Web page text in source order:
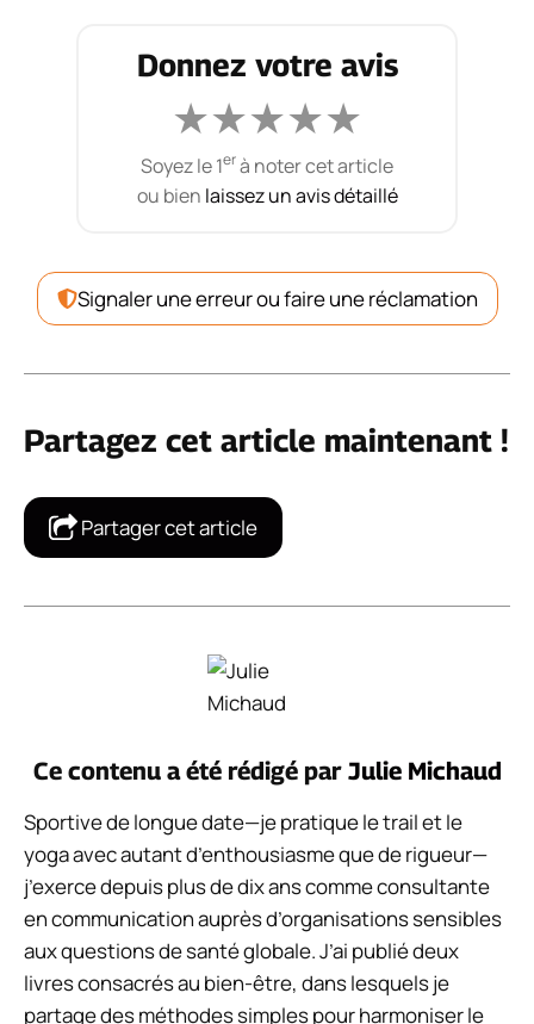
Donnez votre avis
★★★★★
Soyez le 1erà noter cet article
ou bien laissez un avis détaillé
Signaler une erreur ou faire une réclamation
Partagez cet article maintenant !
Partager cet article
Ce contenu a été rédigé par Julie Michaud
Sportive de longue date—je pratique le trail et le
yoga avec autant d’enthousiasme que de rigueur—
j’exerce depuis plus de dix ans comme consultante
en communication auprès d’organisations sensibles
aux questions de santé globale. J’ai publié deux
livres consacrés au bien-être, dans lesquels je
partage des méthodes simples pour harmoniser le